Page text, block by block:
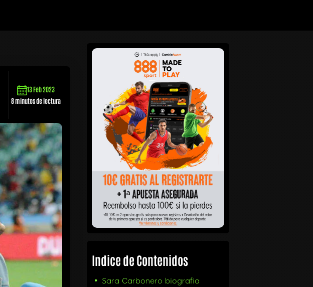
13 Feb 2023
8 minutos de lectura
Indice de Contenidos
Sara Carbonero biografia